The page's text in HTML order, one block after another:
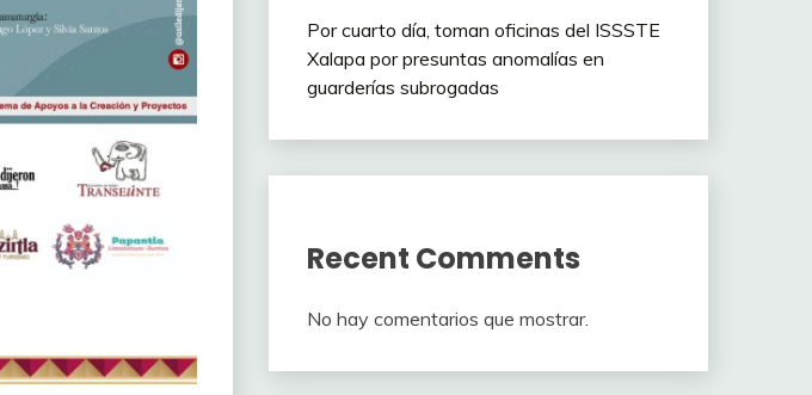
Por cuarto día, toman oficinas del ISSSTE
Xalapa por presuntas anomalías en
guarderías subrogadas
Recent Comments
No hay comentarios que mostrar.